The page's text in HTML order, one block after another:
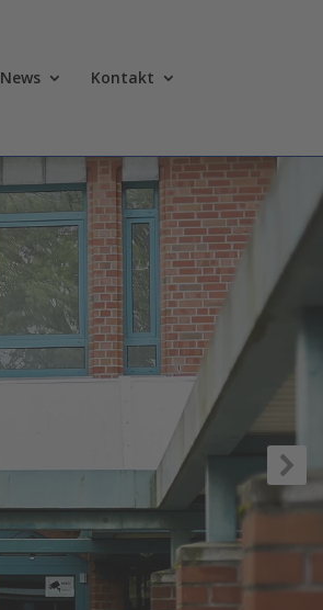
News Kontakt